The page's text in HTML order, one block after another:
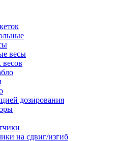
весы
дозирования
на сдвиг/изгиб